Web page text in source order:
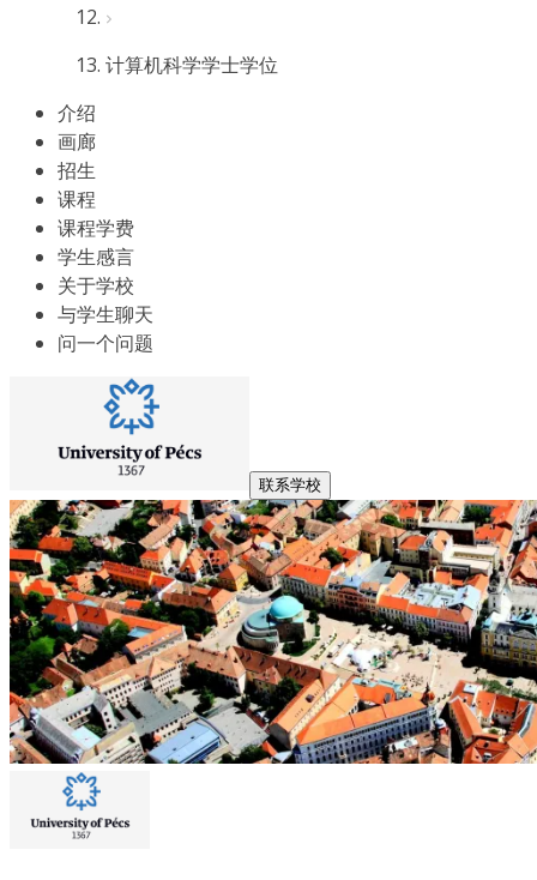
计算机科学学士学位
介绍
画廊
招生
课程
课程学费
学生感言
关于学校
与学生聊天
问一个问题
联系学校